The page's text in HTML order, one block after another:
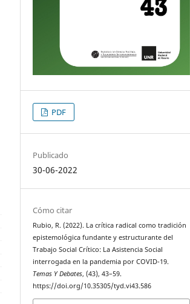
PDF
Publicado
30-06-2022
Cómo citar
Rubio, R. (2022). La crítica radical como tradición
epistemológica fundante y estructurante del
Trabajo Social Crítico: La Asistencia Social
interrogada en la pandemia por COVID-19.
Temas Y Debates, (43), 43–59.
https://doi.org/10.35305/tyd.vi43.586